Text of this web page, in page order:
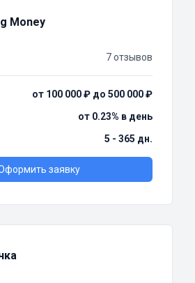
Money
7 отзывов
от 100 000 ₽ до 500 000 ₽
от 0.23% в день
5 - 365 дн.
заявку